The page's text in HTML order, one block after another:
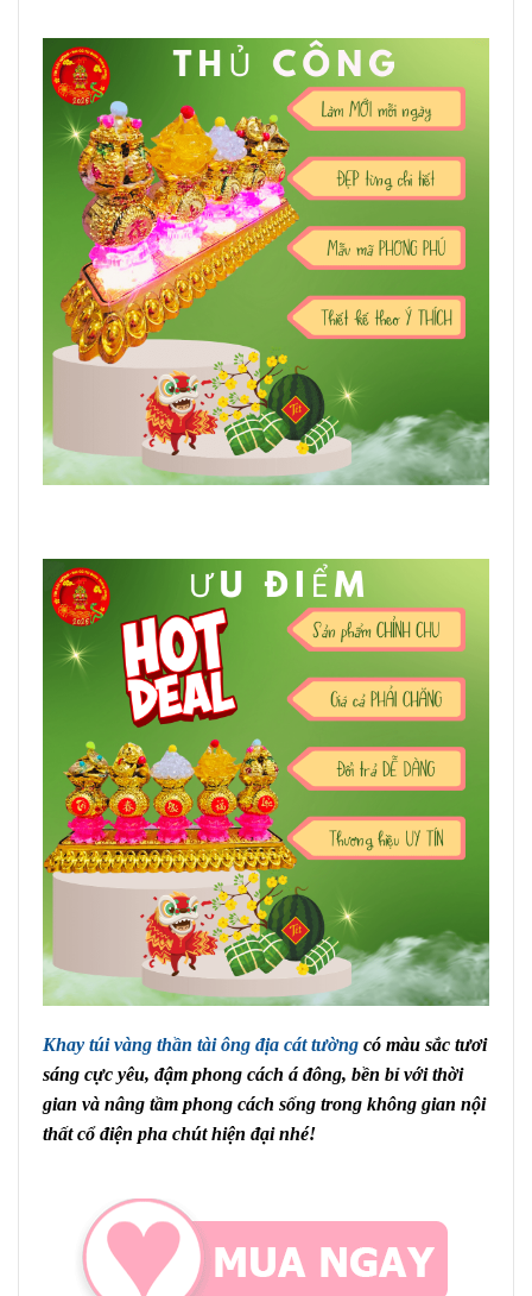
Khay túi vàng thần tài ông địa cát tường có màu sắc tươi
sáng cực yêu, đậm phong cách á đông, bền bỉ với thời
gian và nâng tầm phong cách sống trong không gian nội
thất cổ điện pha chút hiện đại nhé!